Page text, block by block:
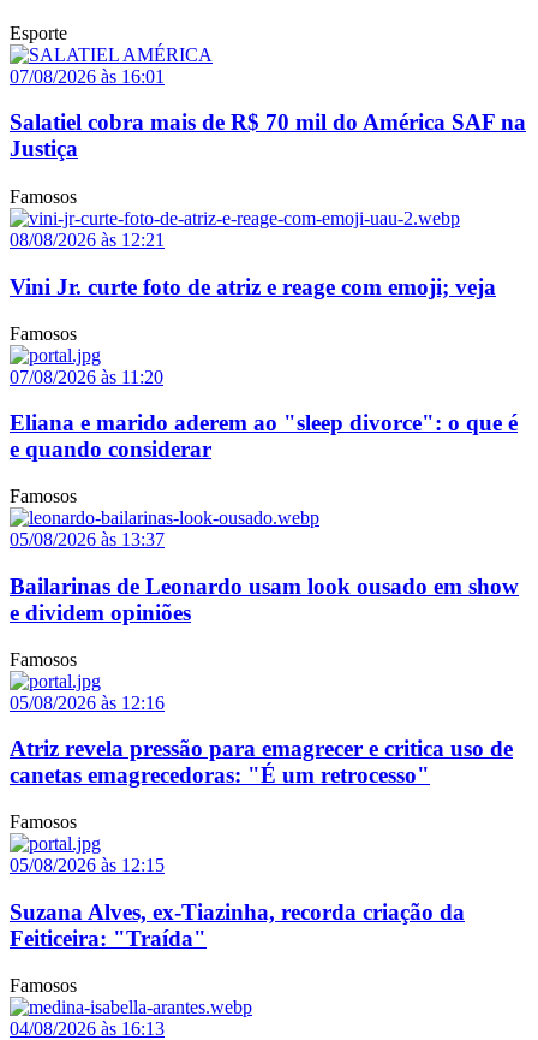
Esporte
07/08/2026 às 16:01
Salatiel cobra mais de R$ 70 mil do América SAF na
Justiça
Famosos
08/08/2026 às 12:21
Vini Jr. curte foto de atriz e reage com emoji; veja
Famosos
07/08/2026 às 11:20
Eliana e marido aderem ao "sleep divorce": o que é
e quando considerar
Famosos
05/08/2026 às 13:37
Bailarinas de Leonardo usam look ousado em show
e dividem opiniões
Famosos
05/08/2026 às 12:16
Atriz revela pressão para emagrecer e critica uso de
canetas emagrecedoras: "É um retrocesso"
Famosos
05/08/2026 às 12:15
Suzana Alves, ex-Tiazinha, recorda criação da
Feiticeira: "Traída"
Famosos
04/08/2026 às 16:13